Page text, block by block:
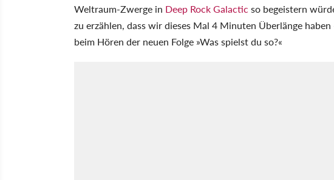
Weltraum-Zwerge in Deep Rock Galactic so begeistern
zu erzählen, dass wir dieses Mal 4 Minuten Überlänge
beim Hören der neuen Folge »Was spielst du so?«